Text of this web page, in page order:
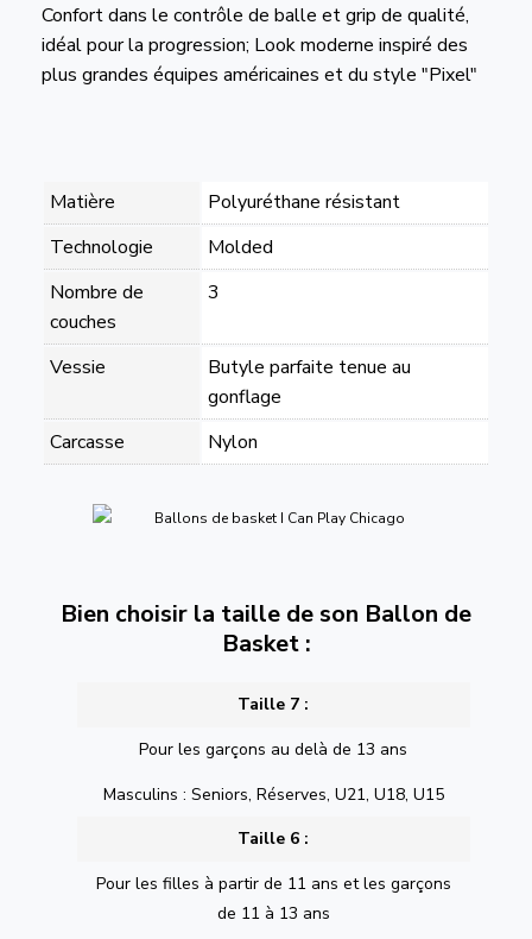
Confort dans le contrôle de balle et grip de qualité,
idéal pour la progression; Look moderne inspiré des
plus grandes équipes américaines et du style "Pixel"
Matière
Polyuréthane résistant
Technologie
Molded
Nombre de
couches
3
Vessie
Butyle parfaite tenue au
gonflage
Carcasse
Nylon
Bien choisir la taille de son Ballon de
Basket :
Taille 7 :
Pour les garçons au delà de 13 ans
Masculins : Seniors, Réserves, U21, U18, U15
Taille 6 :
Pour les filles à partir de 11 ans et les garçons
de 11 à 13 ans